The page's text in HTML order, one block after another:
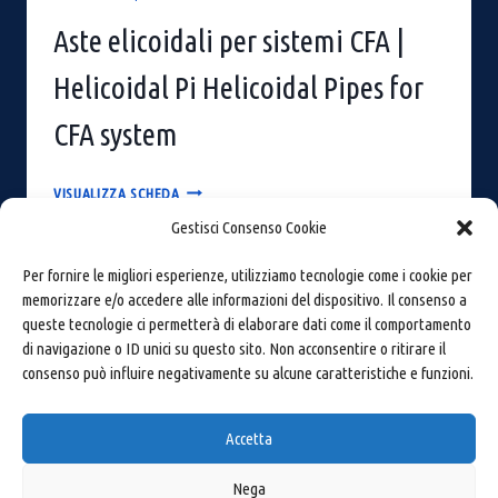
Gestisci Consenso Cookie
Per fornire le migliori esperienze, utilizziamo tecnologie come i cookie per
memorizzare e/o accedere alle informazioni del dispositivo. Il consenso a
queste tecnologie ci permetterà di elaborare dati come il comportamento
di navigazione o ID unici su questo sito. Non acconsentire o ritirare il
consenso può influire negativamente su alcune caratteristiche e funzioni.
Accetta
Nega
Aste elicoidali per sistemi CFA |
Helicoidal Pi Helicoidal Pipes for
CFA system
VISUALIZZA SCHEDA ASTE
PER
CFA
|
HELICOIDAL
PI
HELICOIDAL
FOR
SYSTEM
Carandina S.r.l.–Via Virgiliana, 128 - 44012 Bondeno
(FE) Italy
Mail:carandina@carandina.com· P.Iva: 01369600380
0532 1858163